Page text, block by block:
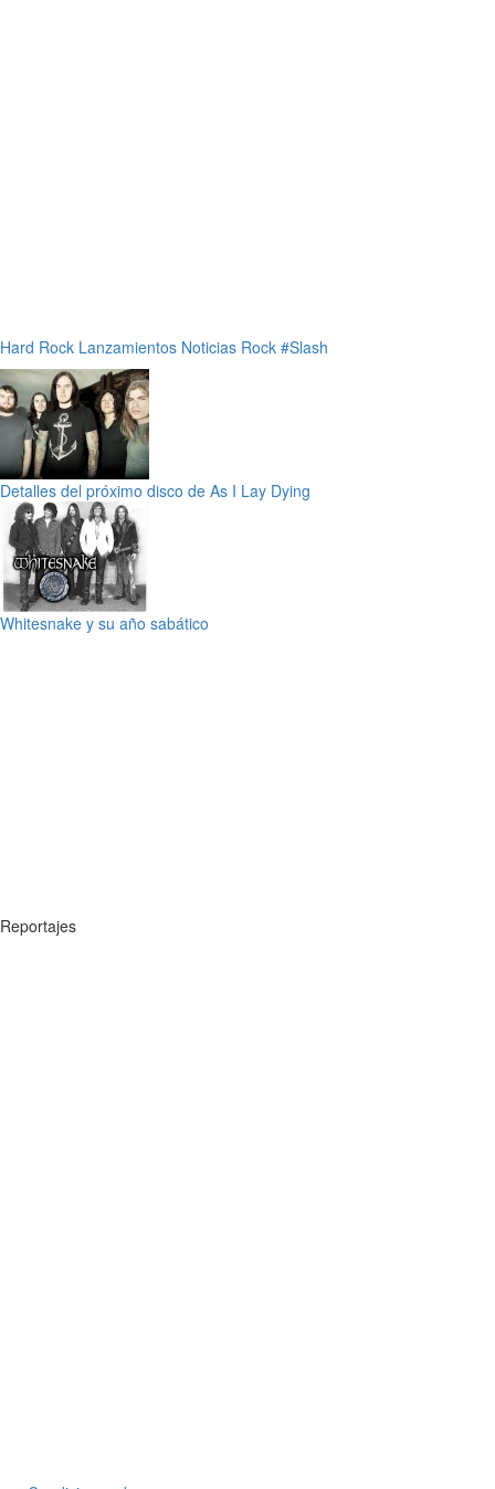
Hard Rock Lanzamientos Noticias Rock #Slash
Detalles del próximo disco de As I Lay Dying
Whitesnake y su año sabático
Reportajes